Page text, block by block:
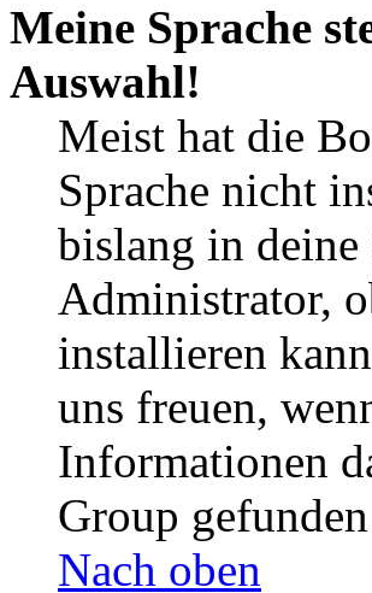
Meine Sprache
Auswahl!
Meist hat die
Sprache nicht
bislang in deine
Administrator,
installieren
uns freuen,
Informationen
Group
Nach oben